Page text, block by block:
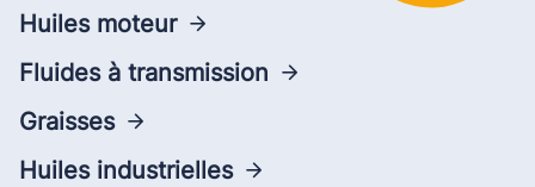
Huiles moteur
Fluides à transmission
Graisses
Huiles industrielles